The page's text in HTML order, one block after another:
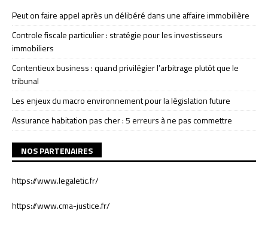
Peut on faire appel après un délibéré dans une affaire immobilière
Controle fiscale particulier : stratégie pour les investisseurs
immobiliers
Contentieux business : quand privilégier l’arbitrage plutôt que le
tribunal
Les enjeux du macro environnement pour la législation future
Assurance habitation pas cher : 5 erreurs à ne pas commettre
NOS PARTENAIRES
https://www.legaletic.fr/
https://www.cma-justice.fr/